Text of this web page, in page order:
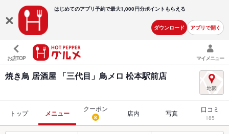
はじめてのアプリ予約で最大1,000円分ポイントもらえる
ダウンロード アプリで開く
お店TOP マイメニュー
焼き鳥 居酒屋 「三代目」鳥メロ 松本駅前店
トップ メニュー
クーポン
8 店内 写真 口コミ
185